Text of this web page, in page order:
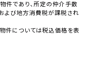
件であり、所定の仲介手数
よび地方消費税が課税され
件については税込価格を表